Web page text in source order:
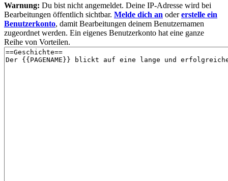
Warnung: Du bist nicht angemeldet. Deine IP-Adresse wird bei
Bearbeitungen öffentlich sichtbar. Melde dich an odererstelle ein
Benutzerkonto, damit Bearbeitungen deinem Benutzernamen
zugeordnet werden. Ein eigenes Benutzerkonto hat eine ganze
Reihe von Vorteilen.